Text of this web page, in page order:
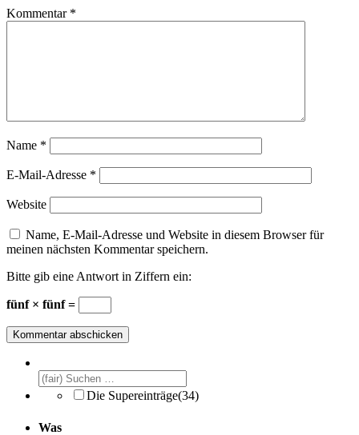
Kommentar *
Name *
E-Mail-Adresse *
Website
Name, E-Mail-Adresse und Website in diesem Browser für
meinen nächsten Kommentar speichern.
Bitte gib eine Antwort in Ziffern ein:
fünf × fünf =
Die Supereinträge(34)
Was